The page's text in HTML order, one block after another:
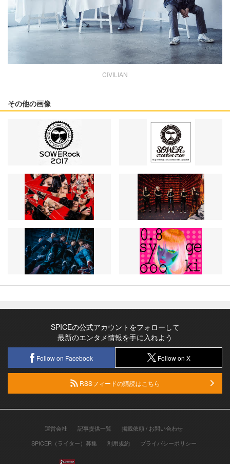
CIVILIAN
その他の画像
SPICEの公式アカウントをフォローして
最新のエンタメ情報を手に入れよう
Follow on Facebook Follow on X
RSSフィードの購読はこちら
運営会社 記事提供一覧
掲載依頼 / お問い合わせ
SPICER（ライター）募集
利用規約 プライバシーポリシー